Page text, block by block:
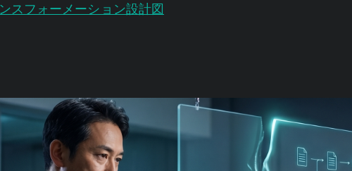
スフォーメーション設計図